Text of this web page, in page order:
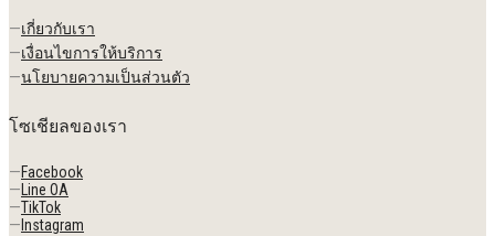
—เกี่ยวกับเรา
—เงื่อนไขการให้บริการ
—นโยบายความเป็นส่วนตัว
โซเชียลของเรา
—Facebook
—Line OA
—TikTok
— Instagram